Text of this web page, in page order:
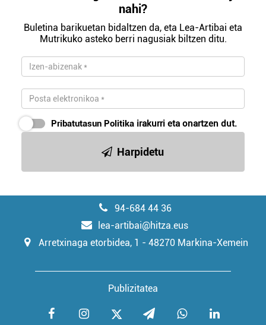
nahi?
Buletina barikuetan bidaltzen da, eta Lea-Artibai eta
Mutrikuko asteko berri nagusiak biltzen ditu.
Pribatutasun Politika irakurri eta onartzen dut.
Harpidetu
94-684 44 36
lea-artibai@hitza.eus
Arretxinaga etorbidea, 1 - 48270 Markina-Xemein
Publizitatea